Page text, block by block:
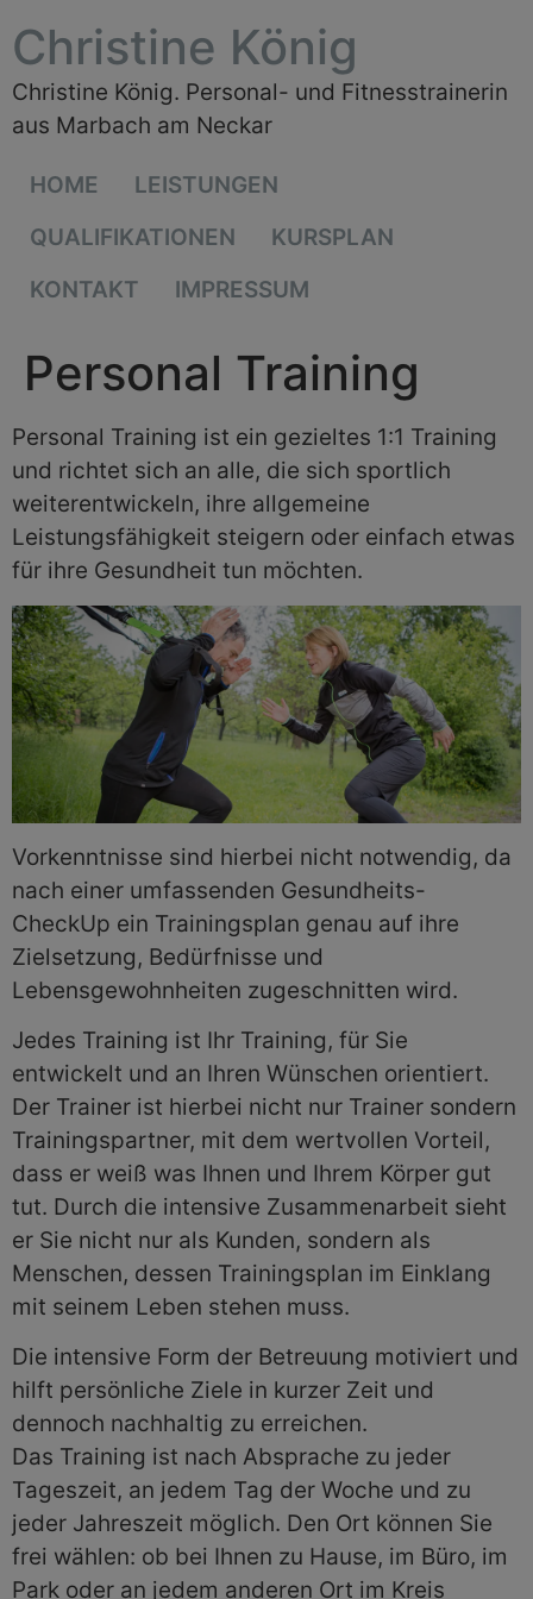
Christine König
Christine König. Personal- und Fitnesstrainerin
aus Marbach am Neckar
HOME
LEISTUNGEN
QUALIFIKATIONEN
KURSPLAN
KONTAKT
IMPRESSUM
Personal Training
Personal Training ist ein gezieltes 1:1 Training
und richtet sich an alle, die sich sportlich
weiterentwickeln, ihre allgemeine
Leistungsfähigkeit steigern oder einfach etwas
für ihre Gesundheit tun möchten.
Vorkenntnisse sind hierbei nicht notwendig, da
nach einer umfassenden Gesundheits-
CheckUp ein Trainingsplan genau auf ihre
Zielsetzung, Bedürfnisse und
Lebensgewohnheiten zugeschnitten wird.
Jedes Training ist Ihr Training, für Sie
entwickelt und an Ihren Wünschen orientiert.
Der Trainer ist hierbei nicht nur Trainer sondern
Trainingspartner, mit dem wertvollen Vorteil,
dass er weiß was Ihnen und Ihrem Körper gut
tut. Durch die intensive Zusammenarbeit sieht
er Sie nicht nur als Kunden, sondern als
Menschen, dessen Trainingsplan im Einklang
mit seinem Leben stehen muss.
Die intensive Form der Betreuung motiviert und
hilft persönliche Ziele in kurzer Zeit und
dennoch nachhaltig zu erreichen.
Das Training ist nach Absprache zu jeder
Tageszeit, an jedem Tag der Woche und zu
jeder Jahreszeit möglich. Den Ort können Sie
frei wählen: ob bei Ihnen zu Hause, im Büro, im
Park oder an jedem anderen Ort im Kreis